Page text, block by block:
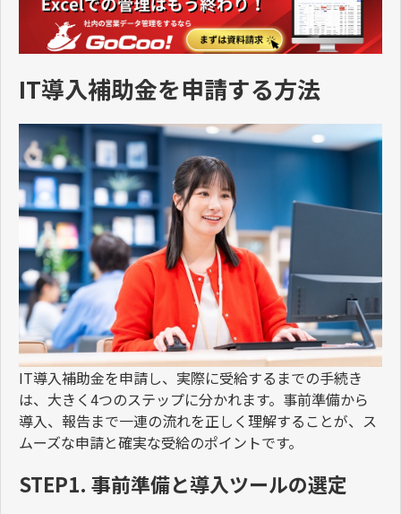
IT導入補助金を申請する方法
IT導入補助金を申請し、実際に受給するまでの手続き
は、大きく4つのステップに分かれます。事前準備から
導入、報告まで一連の流れを正しく理解することが、ス
ムーズな申請と確実な受給のポイントです。
STEP1. 事前準備と導入ツールの選定